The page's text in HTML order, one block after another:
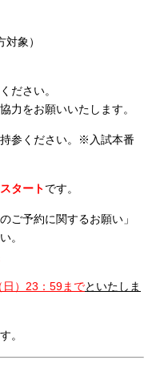
象）
ださい。
力をお願いいたします。
参ください。※入試本番
タートです。
ご予約に関するお願い」
。
日）23：59までといたしま
。